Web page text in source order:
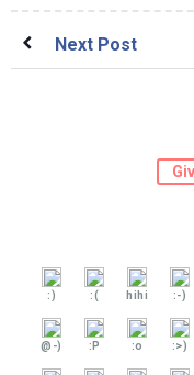
Next Post
:) :( hihi :-)
@-) :P :o :>)